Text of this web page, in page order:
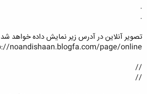
.
.
تصویر آنلاین در آدرس زیر نمایش داده خواهد شد
noandishaan.blogfa.com/page/online
//
//